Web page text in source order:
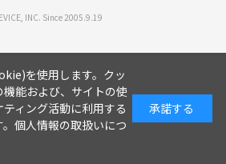
INC. Since 2005.9.19
を使用します。クッ
能および、サイトの使
ィング活動に利用する
個人情報の取扱いにつ
承諾する